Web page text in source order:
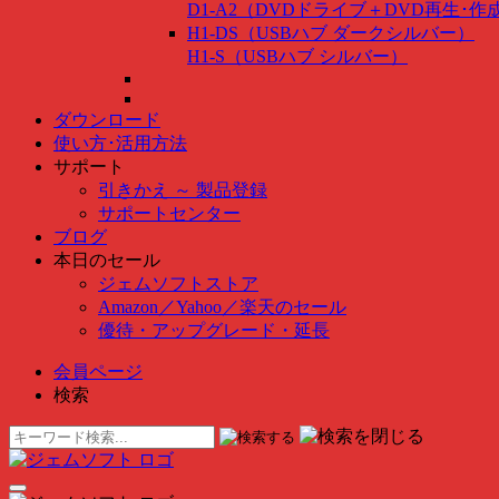
D1-A2（DVDドライブ＋DVD再生･作
H1-DS（USBハブ ダークシルバー）
H1-S（USBハブ シルバー）
ダウンロード
使い方･活用方法
サポート
引きかえ ～ 製品登録
サポートセンター
ブログ
本日のセール
ジェムソフトストア
Amazon ／Yahoo ／楽天のセール
優待・アップグレード・延長
会員ページ
検索